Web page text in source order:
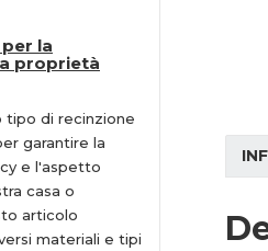
la
proprietà
tipo di recinzione
garantire la
e l'aspetto
casa o
articolo
materiali e tipi